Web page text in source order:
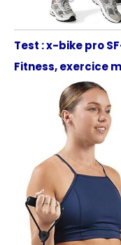
Test : x-bike pro
Fitness, exercice